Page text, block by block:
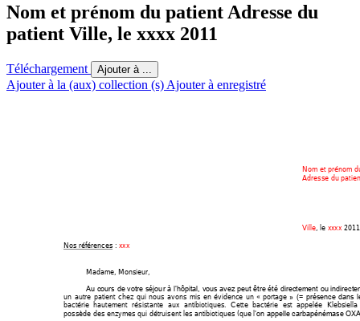
Nom et prénom du patient Adresse du
patient Ville, le xxxx 2011
Téléchargement Ajouter à ...
Ajouter à la (aux) collection (s) Ajouter à enregistré
Nom et prénom
Adresse du
Ville, le xxxx2011
Nos références : xxx
Madame, Monsieur,
Au cours de votre séjour à l’hôpital, vous avez peut être été directement ou
un autre patient chez qui nous avons mis en évidence un « portage » (= présence dans
bactérie hautement résistante aux antibiotiques. Cette bactérie est appelée Klebsiella
possède des enzymes qui détruisent les antibiotiques (que l’on appelle carbapénémase